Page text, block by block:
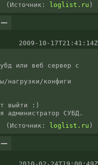
(Источник:
loglist.ru )
–
2009-10-17T21:41:14Z
или веб сервер с
нагрузки/конфиги
выйти :)
администратор СУБД.
(Источник:
loglist.ru )
–